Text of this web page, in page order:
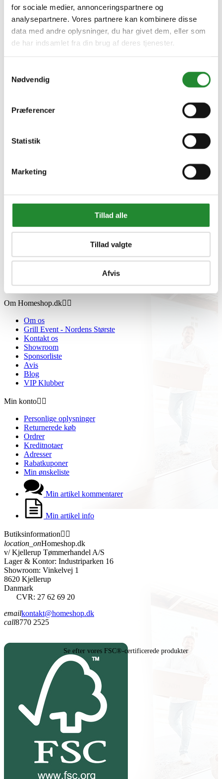
for sociale medier, annonceringspartnere og
analysepartnere. Vores partnere kan kombinere disse
data med andre oplysninger, du har givet dem, eller som
de har indsamlet fra din brug af deres tjenester.
Nødvendig
Præferencer
Statistik
Marketing
Tillad alle
Tillad valgte
Afvis
Netatmo Smart Door and
Window Sensors 3 pcs. in box
Dør- og vinduessensor - 3 stk.
Information
Fortrydelsesret
Cookie- og privatlivspolitik
Black Friday
Retur paller
Om Homeshop.dk 
Om os
Grill Event - Nordens Største
Kontakt os
Showroom
Sponsorliste
Avis
Blog
VIP Klubber
Min konto 
Personlige oplysninger
Returnerede køb
Ordrer
Kreditnotaer
Adresser
Rabatkuponer
Min ønskeliste
Min artikel kommentarer
Min artikel info
Butiksinformation 
location_onHomeshop.dk
v/ Kjellerup Tømmerhandel A/S
Lager & Kontor: Industriparken 16
Showroom: Vinkelvej 1
8620 Kjellerup
Danmark
CVR: 27 62 69 20
emailkontakt@homeshop.dk
call8770 2525
Se efter vores FSC®-certificerede produkter